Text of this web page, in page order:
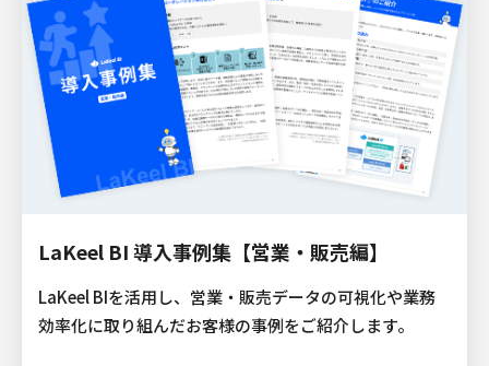
LaKeel BI 導入事例集【営業・販売編】
LaKeel BIを活用し、営業・販売データの可視化や業務
効率化に取り組んだお客様の事例をご紹介します。